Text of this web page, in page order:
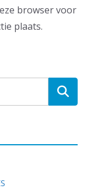
browser voor
plaats.